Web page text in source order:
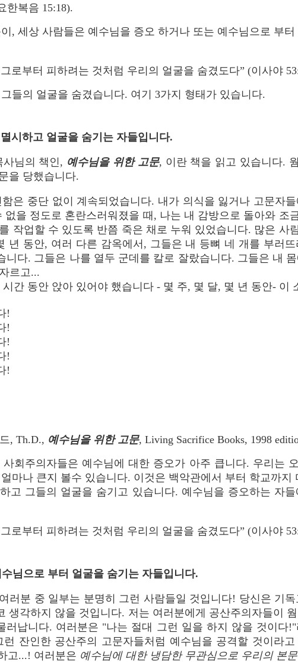
한복음 15:18).
, 세상 사람들은 예수님을 증오 하거나 또는 예수님으로 부
로부터 피하려는 것처럼 우리의 얼굴을 숨겼도다” (이사야
들의 얼굴을 숨겼습니다. 여기 3가지 형태가 있습니다.
시하고 얼굴을 숨기는 자들입니다.
님의 책인, 예수님을 위한 고문, 이란 책을 읽고 있습니다.
을 당했습니다.
은 중단 없이 계속되었습니다. 내가 의식을 잃거나 고문자
없을 정도로 혼란스러워졌을 때, 나는 내 감방으로 돌아와 조
작업할 수 있도록 반쯤 죽은 채로 누워 있었습니다. 많은 사
년 동안, 여러 다른 감옥에서, 그들은 내 등뼈 네 개를 부러뜨
니다. 그들은 나를 열두 군데를 칼로 잘랐습니다. 그들은 내
르고...
간 동안 앉아 있어야 했습니다 - 몇 주, 몇 달, 몇 년 동안- 이
!
!
!
!
!
, Th.D., 예수님을 위한 고문, Living Sacrifice Books, 1998
회주의자들은 예수님에 대한 증오가 아주 큽니다. 우리는
마나 큰지 볼수 있습니다. 이것은 백악관에서 부터 학교까지
고 그들의 얼굴을 숨기고 있습니다. 예수님을 증오하는 자
로부터 피하려는 것처럼 우리의 얼굴을 숨겼도다” (이사야
님으로 부터 얼굴을 숨기는 자들입니다.
러분 중 일부는 분명히 그런 사람들일 것입니다! 당신은 기
생각하지 않을 것입니다. 저는 여러분에게 공산주의자들이
러납니다. 여러분은 "나는 절대 그런 일을 하지 않을 것이다
잔인한 공산주의 고문자들처럼 예수님을 공격할 것이라
고...! 여러분은 예수님에 대한 냉담한 무관심으로 우리의 본